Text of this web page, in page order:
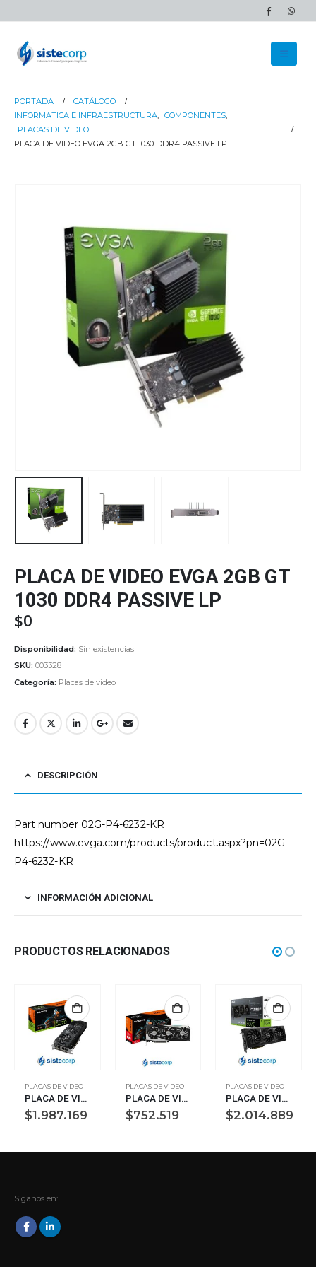
PORTADA
CATÁLOGO
INFORMATICA E INFRAESTRUCTURA, COMPONENTES,
PLACAS DE VIDEO
PLACA DE VIDEO EVGA 2GB GT 1030 DDR4 PASSIVE LP
PLACA DE VIDEO EVGA 2GB GT
1030 DDR4 PASSIVE LP
$0
Disponibilidad: Sin existencias
SKU: 003328
Categoría: Placas de video
DESCRIPCIÓN
Part number 02G-P4-6232-KR
https://www.evga.com/products/product.aspx?pn=02G-
P4-6232-KR
INFORMACIÓN ADICIONAL
PRODUCTOS RELACIONADOS
PLACAS DE VIDEO
PLACA DE VIDEO 12GB RTX 5070 GIGABYTE WINDFORCE OC SFF (GV-N5070WF3OC-12GD)
$1.987.169
PLACAS DE VIDEO
PLACA DE VIDEO 8GB RX 7600 GIGABYTE GAMING OC 8GB (GV-R76GAMINGOC-8GD)
$752.519
PLACAS DE VIDEO
PLACA DE VIDEO 12GB RTX 5070 ASUS PRIME OC 12G GDDR7 (90YV0M10-M0AA00)
$2.014.889
Síganos en: